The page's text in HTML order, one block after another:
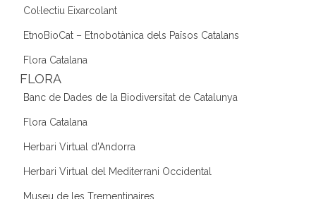
Col·lectiu Eixarcolant
EtnoBioCat – Etnobotànica dels Països Catalans
Flora Catalana
FLORA
Banc de Dades de la Biodiversitat de Catalunya
Flora Catalana
Herbari Virtual d'Andorra
Herbari Virtual del Mediterrani Occidental
Museu de les Trementinaires